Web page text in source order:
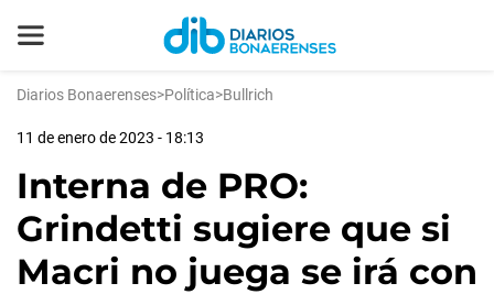
Diarios Bonaerenses>Política>Bullrich
11 de enero de 2023 - 18:13
Interna de PRO:
Grindetti sugiere que si
Macri no juega se irá con